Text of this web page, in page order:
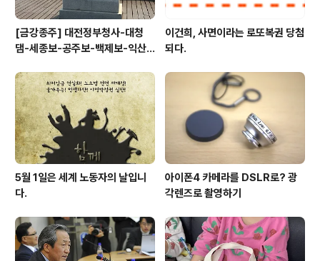
[금강종주] 대전정부청사-대청
댐-세종보-공주보-백제보-익산
이건희, 사면이라는 로또복권 당첨
되다.
5월 1일은 세계 노동자의 날입니
다.
아이폰4 카메라를 DSLR로? 광
각렌즈로 촬영하기